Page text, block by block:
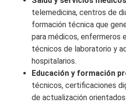
telemedicina, centros de
formación técnica que
para médicos, enfermeros
técnicos de laboratorio y
hospitalarios.
Educación y formación
técnicos, certificaciones
de actualización